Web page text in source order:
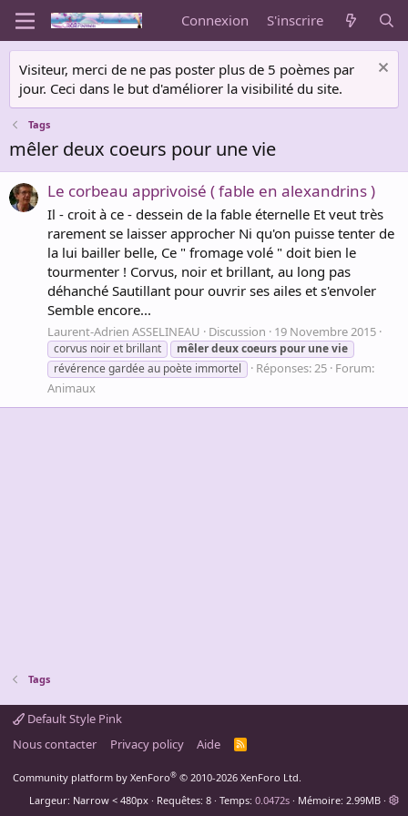
Connexion S'inscrire
Visiteur, merci de ne pas poster plus de 5 poèmes par
jour. Ceci dans le but d'améliorer la visibilité du site.
Tags
mêler deux coeurs pour une vie
Le corbeau apprivoisé ( fable en alexandrins )
Il - croit à ce - dessein de la fable éternelle Et veut très
rarement se laisser approcher Ni qu'on puisse tenter de
la lui bailler belle, Ce " fromage volé " doit bien le
tourmenter ! Corvus, noir et brillant, au long pas
déhanché Sautillant pour ouvrir ses ailes et s'envoler
Semble encore...
Laurent-Adrien ASSELINEAU Discussion 19 Novembre 2015
corvus noir et brillant mêlerdeuxcoeurs pour unevie
révérence gardée au poète immortel
Réponses: 25 Forum:
Animaux
Tags
Default Style Pink
Nous contacter
Privacy policy Aide
R
Community platform by XenForo® © 2010-2026 XenForo Ltd.
Largeur
Requêtes 8 Temps 0.0472s Mémoire 2.99MB